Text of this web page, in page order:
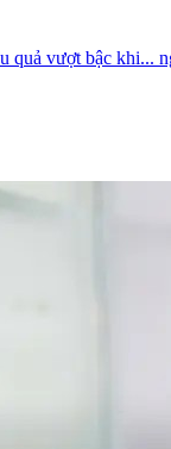
quả vượt bậc khi...